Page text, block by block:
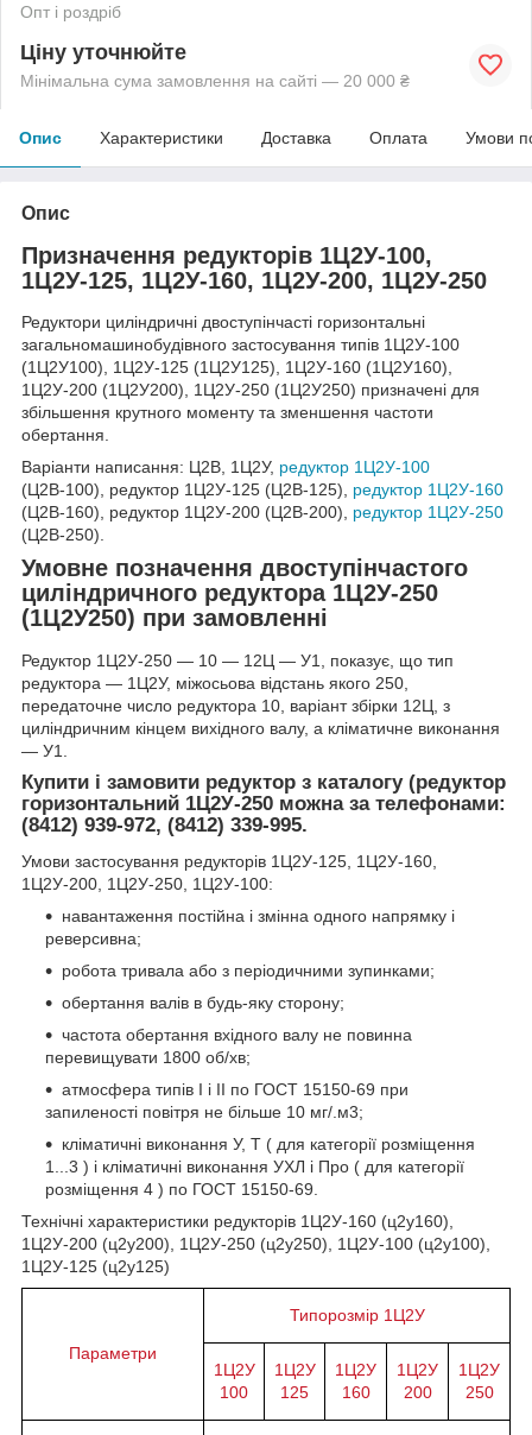
Опт і роздріб
Ціну уточнюйте
Мінімальна сума замовлення на сайті — 20 000 ₴
Опис Характеристики Доставка Оплата Умови
Опис
Призначення редукторів 1Ц2У-100,
1Ц2У-125, 1Ц2У-160, 1Ц2У-200, 1Ц2У-250
Редуктори циліндричні двоступінчасті горизонтальні
загальномашинобудівного застосування типів 1Ц2У-100
(1Ц2У100), 1Ц2У-125 (1Ц2У125), 1Ц2У-160 (1Ц2У160),
1Ц2У-200 (1Ц2У200), 1Ц2У-250 (1Ц2У250) призначені для
збільшення крутного моменту та зменшення частоти
обертання.
Варіанти написання: Ц2В, 1Ц2У, редуктор 1Ц2У-100
(Ц2В-100), редуктор 1Ц2У-125 (Ц2В-125), редуктор 1Ц2У-160
(Ц2В-160), редуктор 1Ц2У-200 (Ц2В-200), редуктор 1Ц2У-250
(Ц2В-250).
Умовне позначення двоступінчастого
циліндричного редуктора 1Ц2У-250
(1Ц2У250) при замовленні
Редуктор 1Ц2У-250 ― 10 ― 12Ц ― У1, показує, що тип
редуктора ― 1Ц2У, міжосьова відстань якого 250,
передаточне число редуктора 10, варіант збірки 12Ц, з
циліндричним кінцем вихідного валу, а кліматичне виконання
― У1.
Купити і замовити редуктор з каталогу (редуктор
горизонтальний 1Ц2У-250 можна за телефонами:
(8412) 939-972, (8412) 339-995.
Умови застосування редукторів 1Ц2У-125, 1Ц2У-160,
1Ц2У-200, 1Ц2У-250, 1Ц2У-100:
навантаження постійна і змінна одного напрямку і
реверсивна;
робота тривала або з періодичними зупинками;
обертання валів в будь-яку сторону;
частота обертання вхідного валу не повинна
перевищувати 1800 об/хв;
атмосфера типів I і II по ГОСТ 15150-69 при
запиленості повітря не більше 10 мг/.м3;
кліматичні виконання У, Т ( для категорії розміщення
1...3 ) і кліматичні виконання УХЛ і Про ( для категорії
розміщення 4 ) по ГОСТ 15150-69.
Технічні характеристики редукторів 1Ц2У-160 (ц2у160),
1Ц2У-200 (ц2у200), 1Ц2У-250 (ц2у250), 1Ц2У-100 (ц2у100),
1Ц2У-125 (ц2у125)
Параметри
Типорозмір 1Ц2У
1Ц2У
100
1Ц2У
125
1Ц2У
160
1Ц2У
200
1Ц2У
250